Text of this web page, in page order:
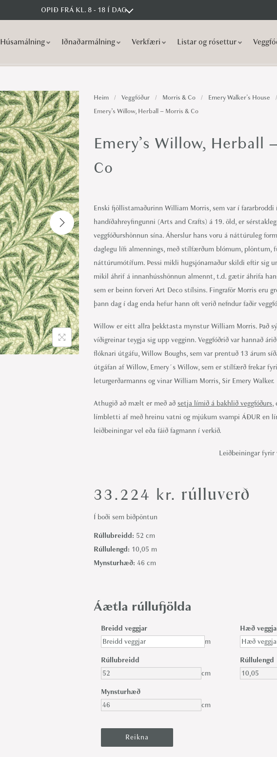
OPIÐ FRÁ KL. 8 - 18 Í DAG
Húsamálning Iðnaðarmálning Verkfæri Listar og rósettur
Emery’s Willow, Herball
Co
Heim / Veggfóður / Morris & Co / Emery Walker's House
/
Emery’s Willow, Herball – Morris & Co
33.224 kr. rúlluverð
Enski fjöllistamaðurinn William Morris, sem var í fararbroddi
handíðahreyfingunni (Arts and Crafts) á 19. öld, er
veggfóðurshönnun sína. Áherslur hans voru á náttúruleg
daglegu lífi almennings, með stílfærðum blómum, plöntum,
náttúrumótífum. Þessi mikli hugsjónamaður skildi eftir sig
mikil áhrif á innanhússhönnun almennt, t.d. gætir áhrifa
sem er beinn forveri Art Deco stílsins. Fingraför Morris eru
þann dag í dag enda hefur hann oft verið nefndur faðir
Willow er eitt allra þekktasta mynstur William Morris. Það
víðigreinar teygja sig upp vegginn. Veggfóðrið var hannað
flóknari útgáfu, Willow Boughs, sem var prentuð 13 árum
útgáfan af Willow, Emery´s Willow, sem er stílfærð frekar
leturgerðarmanns og vinar William Morris, Sir Emery Walker.
Athugið að mælt er með að setja límið á bakhlið veggfóðurs,
límbletti af með hreinu vatni og mjúkum svampi ÁÐUR en
leiðbeiningar vel eða fáið fagmann í verkið.
Leiðbeiningar fyrir
Í boði sem biðpöntun
Rúllubreidd: 52 cm
Rúllulengd: 10,05 m
Mynsturhæð: 46 cm
Áætla rúllufjölda
Breidd veggjar
m
Hæð
Rúllubreidd
cm
Rúllulengd
Mynsturhæð
cm